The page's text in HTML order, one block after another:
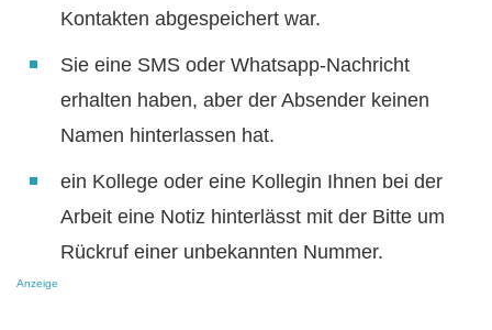
Kontakten abgespeichert war.
Sie eine SMS oder Whatsapp-Nachricht
erhalten haben, aber der Absender keinen
Namen hinterlassen hat.
ein Kollege oder eine Kollegin Ihnen bei der
Arbeit eine Notiz hinterlässt mit der Bitte um
Rückruf einer unbekannten Nummer.
Anzeige